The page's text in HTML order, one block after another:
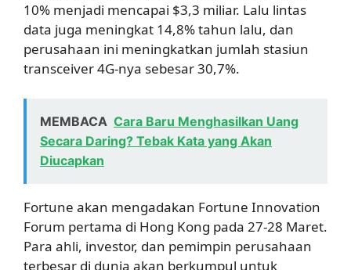
10% menjadi mencapai $3,3 miliar. Lalu lintas
data juga meningkat 14,8% tahun lalu, dan
perusahaan ini meningkatkan jumlah stasiun
transceiver 4G-nya sebesar 30,7%.
MEMBACA Cara Baru Menghasilkan Uang
Secara Daring? Tebak Kata yang Akan
Diucapkan
Fortune akan mengadakan Fortune Innovation
Forum pertama di Hong Kong pada 27-28 Maret.
Para ahli, investor, dan pemimpin perusahaan
terbesar di dunia akan berkumpul untuk